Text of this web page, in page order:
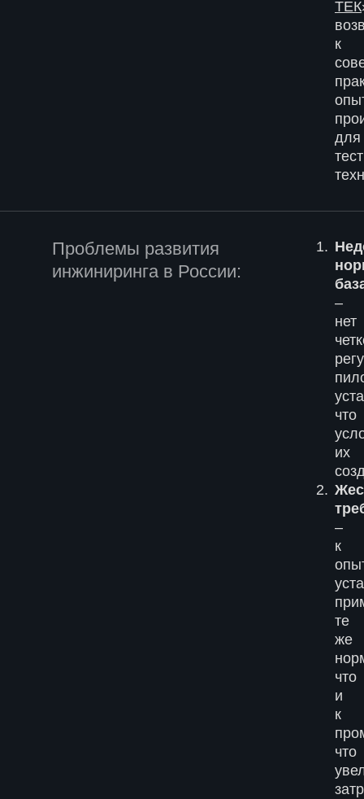
ТЕК
к
для
Проблемы развития
инжиниринга в России:
–
нет
что
их
–
к
те
же
что
и
к
что